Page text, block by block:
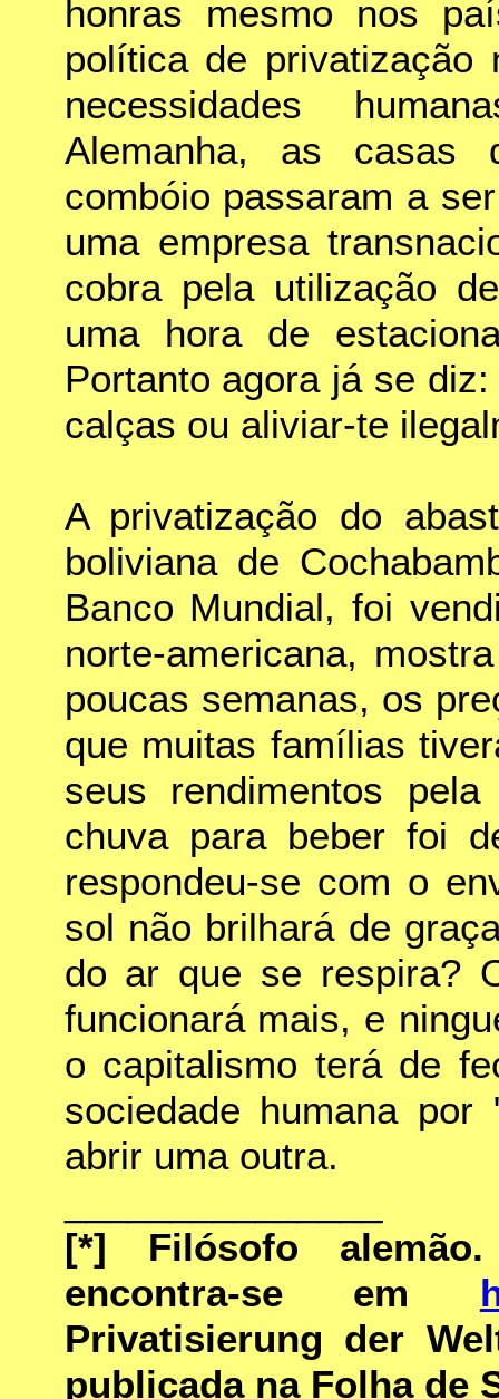
honras mesmo nos
política de
necessidades
Alemanha, as casas
combóio passaram a
uma empresa
cobra pela utilização
uma hora de
Portanto agora já se
calças ou aliviar-te
A privatização do
boliviana de
Banco Mundial, foi
norte-americana,
poucas semanas, os
que muitas famílias
seus rendimentos
chuva para beber foi
respondeu-se com o
sol não brilhará de
do ar que se respira?
funcionará mais, e
o capitalismo terá de
sociedade humana
abrir uma outra.
[*] Filósofo
encontra-se em
Privatisierung der
publicada na Folha de